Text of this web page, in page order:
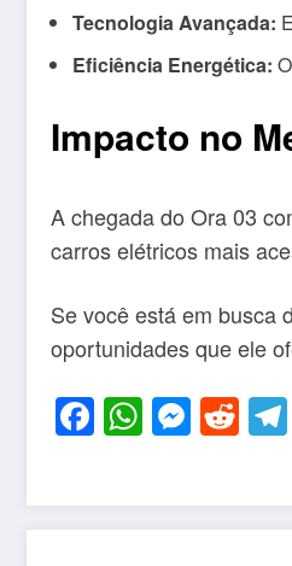
Tecnologia Avançada:
Eficiência Energética:
Impacto no
A chegada do Ora 03
carros elétricos mais
Se você está em busca
oportunidades que ele
Facebook